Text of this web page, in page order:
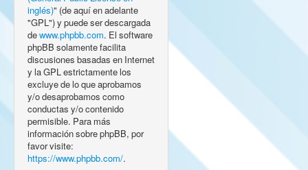
inglés)" (de aquí en adelante
"GPL") y puede ser descargada
de www.phpbb.com. El software
phpBB solamente facilita
discusiones basadas en Internet
y la GPL estrictamente los
excluye de lo que aprobamos
y/o desaprobamos como
conductas y/o contenido
permisible. Para más
información sobre phpBB, por
favor visite:
https://www.phpbb.com/.